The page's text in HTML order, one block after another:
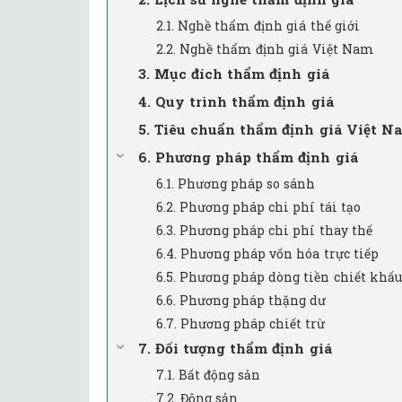
2.1. Nghề thẩm định giá thế giới
2.2. Nghề thẩm định giá Việt Nam
3. Mục đích thẩm định giá
4. Quy trình thẩm định giá
5. Tiêu chuẩn thẩm định giá Việt
6. Phương pháp thẩm định giá
6.1. Phương pháp so sánh
6.2. Phương pháp chi phí tái tạo
6.3. Phương pháp chi phí thay thế
6.4. Phương pháp vốn hóa trực tiếp
6.5. Phương pháp dòng tiền chiết khấu
6.6. Phương pháp thặng dư
6.7. Phương pháp chiết trừ
7. Đối tượng thẩm định giá
7.1. Bất động sản
7.2. Động sản